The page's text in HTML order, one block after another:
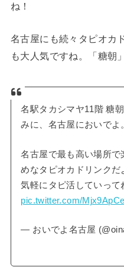
ね！
名古屋にも続々タピオカ
も大人気ですね。「糖朝
名駅タカシマヤ11階 糖
みに、名古屋においでよ
名古屋で最も高い場所
めなタピオカドリンクだ
気軽にタピ活していって
pic.twitter.com/
— おいでよ名古屋